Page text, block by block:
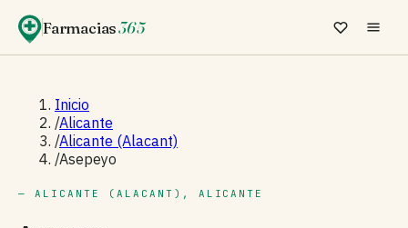
Farmacias365
Inicio
/Alicante
/Alicante (Alacant)
/Asepeyo
— ALICANTE (ALACANT), ALICANTE